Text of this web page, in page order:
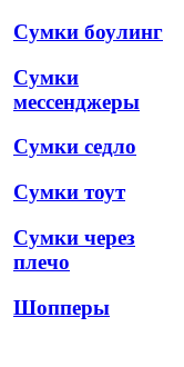
Сумки боулинг
Сумки
мессенджеры
Сумки седло
Сумки тоут
Сумки через
плечо
Шопперы